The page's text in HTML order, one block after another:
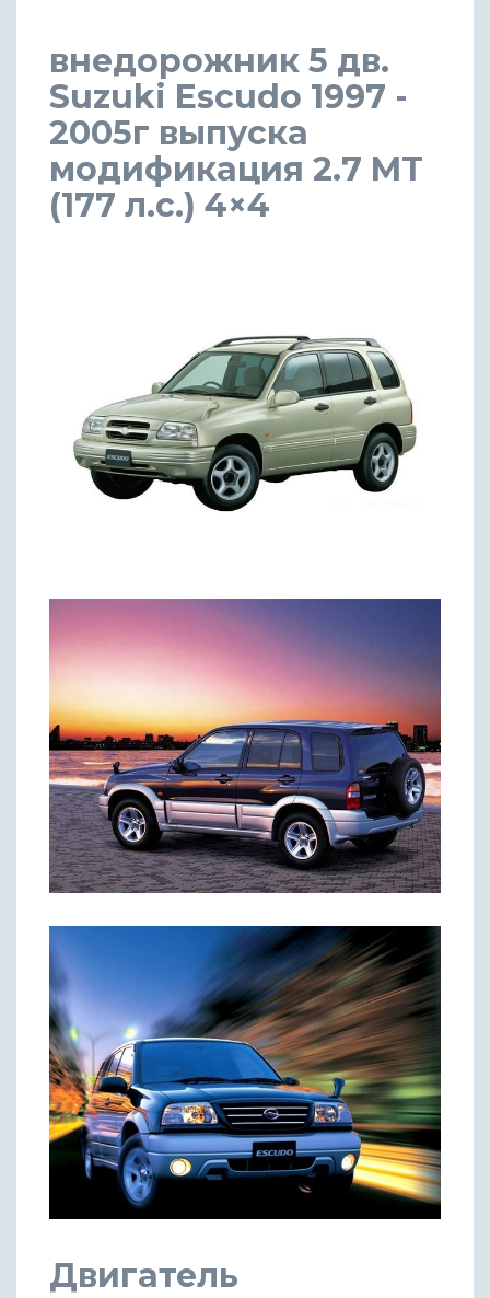
внедорожник 5 дв.
Suzuki Escudo 1997 -
2005г выпуска
модификация 2.7 MT
(177 л.с.) 4×4
Двигатель